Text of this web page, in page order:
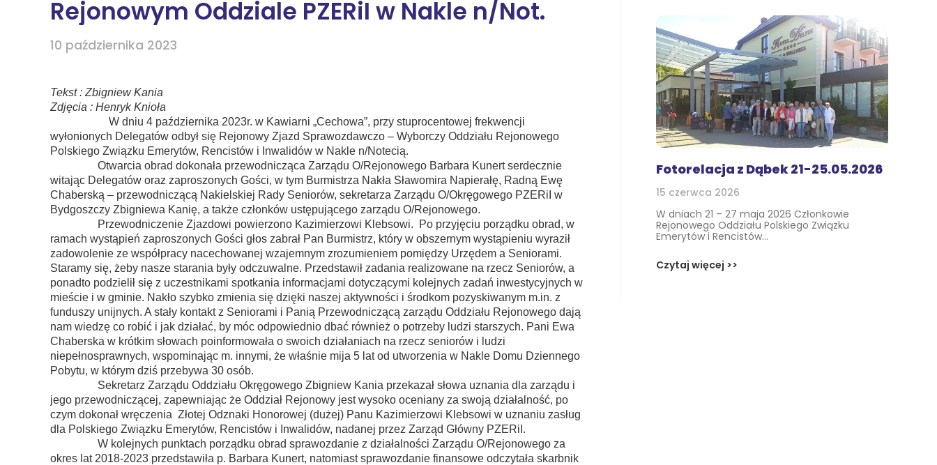
ZUS
Fotorelacja z Dąbek 21-25.05.2026
15 czerwca 2026
W dniach 21 – 27 maja 2026 Członkowie
Rejonowego Oddziału Polskiego Związku
Emerytów i Rencistów...
Czytaj więcej >>
10 października 2023
Rejonowym Oddziale PZERiI w Nakle n/Not.
Tekst : Zbigniew Kania
Zdjęcia : Henryk Knioła
W dniu 4 października 2023r. w Kawiarni „Cechowa”, przy stuprocentowej frekwencji
wyłonionych Delegatów odbył się Rejonowy Zjazd Sprawozdawczo – Wyborczy Oddziału Rejonowego
Polskiego Związku Emerytów, Rencistów i Inwalidów w Nakle n/Notecią.
Otwarcia obrad dokonała przewodnicząca Zarządu O/Rejonowego Barbara Kunert serdecznie
witając Delegatów oraz zaproszonych Gości, w tym Burmistrza Nakła Sławomira Napierałę, Radną Ewę
Chaberską – przewodniczącą Nakielskiej Rady Seniorów, sekretarza Zarządu O/Okręgowego PZERiI w
Bydgoszczy Zbigniewa Kanię, a także członków ustępującego zarządu O/Rejonowego.
Przewodniczenie Zjazdowi powierzono Kazimierzowi Klebsowi. Po przyjęciu porządku obrad, w
ramach wystąpień zaproszonych Gości głos zabrał Pan Burmistrz, który w obszernym wystąpieniu wyraził
zadowolenie ze współpracy nacechowanej wzajemnym zrozumieniem pomiędzy Urzędem a Seniorami.
Staramy się, żeby nasze starania były odczuwalne. Przedstawił zadania realizowane na rzecz Seniorów, a
ponadto podzielił się z uczestnikami spotkania informacjami dotyczącymi kolejnych zadań inwestycyjnych w
mieście i w gminie. Nakło szybko zmienia się dzięki naszej aktywności i środkom pozyskiwanym m.in. z
funduszy unijnych. A stały kontakt z Seniorami i Panią Przewodniczącą zarządu Oddziału Rejonowego dają
nam wiedzę co robić i jak działać, by móc odpowiednio dbać również o potrzeby ludzi starszych. Pani Ewa
Chaberska w krótkim słowach poinformowała o swoich działaniach na rzecz seniorów i ludzi
niepełnosprawnych, wspominając m. innymi, że właśnie mija 5 lat od utworzenia w Nakle Domu Dziennego
Pobytu, w którym dziś przebywa 30 osób.
Sekretarz Zarządu Oddziału Okręgowego Zbigniew Kania przekazał słowa uznania dla zarządu i
jego przewodniczącej, zapewniając że Oddział Rejonowy jest wysoko oceniany za swoją działalność, po
czym dokonał wręczenia Złotej Odznaki Honorowej (dużej) Panu Kazimierzowi Klebsowi w uznaniu zasług
dla Polskiego Związku Emerytów, Rencistów i Inwalidów, nadanej przez Zarząd Główny PZERiI.
W kolejnych punktach porządku obrad sprawozdanie z działalności Zarządu O/Rejonowego za
okres lat 2018-2023 przedstawiła p. Barbara Kunert, natomiast sprawozdanie finansowe odczytała skarbnik